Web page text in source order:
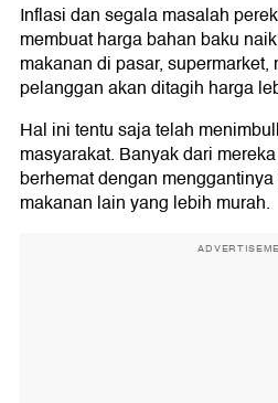
Inflasi dan segala masalah
membuat harga bahan baku
makanan di pasar, supermarket,
pelanggan akan ditagih harga
Hal ini tentu saja telah
masyarakat. Banyak dari
berhemat dengan
makanan lain yang lebih murah.